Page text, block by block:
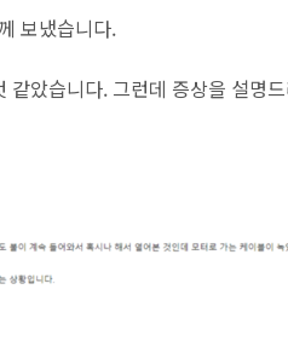
보냈습니다.
았습니다. 그런데 증상을 설명